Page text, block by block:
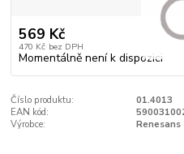
569 Kč
470 Kč bez DPH
Momentálně není k dispozici
Číslo produktu:
01.4013
EAN kód:
Výrobce:
Renesans